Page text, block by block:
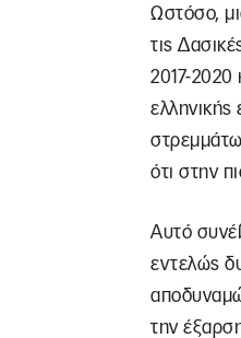
Ωστόσο,
τις
2017-2020
ελληνικής
ότι στην
Αυτό
εντελώς
την